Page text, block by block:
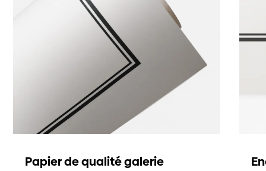
Papier de qualité galerie